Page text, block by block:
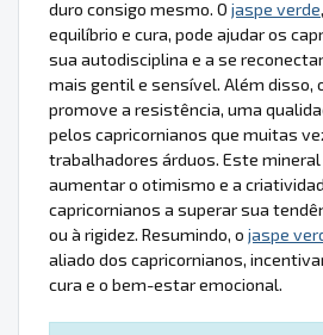
duro consigo mesmo. O jaspe verde
equilíbrio e cura, pode ajudar os
sua autodisciplina e a se
mais gentil e sensível. Além disso,
promove a resistência, uma
pelos capricornianos que muitas
trabalhadores árduos. Este
aumentar o otimismo e a
capricornianos a superar sua
ou à rigidez. Resumindo, o jaspe
aliado dos capricornianos,
cura e o bem-estar emocional.